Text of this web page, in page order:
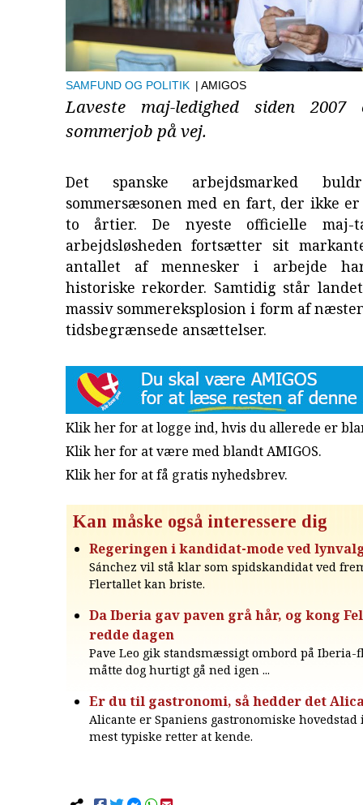
SAMFUND OG POLITIK | AMIGOS
Laveste maj-ledighed siden 2007
sommerjob på vej.
Det spanske arbejdsmarked
sommersæsonen med en fart, der ikke
to årtier. De nyeste officielle maj-
arbejdsløsheden fortsætter sit
antallet af mennesker i arbejde
historiske rekorder. Samtidig står
massiv sommereksplosion i form af
tidsbegrænsede ansættelser.
Klik her for at logge ind, hvis du allerede er
Klik her for at være med blandt AMIGOS.
Klik her for at få gratis nyhedsbrev.
Kan måske også interessere dig
Regeringen i kandidat-mode ved
Sánchez vil stå klar som spidskandidat ved
Flertallet kan briste.
Da Iberia gav paven grå hår, og kong
redde dagen
Pave Leo gik standsmæssigt ombord på Iberia-
måtte dog hurtigt gå ned igen ...
Er du til gastronomi, så hedder det
Alicante er Spaniens gastronomiske hovedstad
mest typiske retter at kende.